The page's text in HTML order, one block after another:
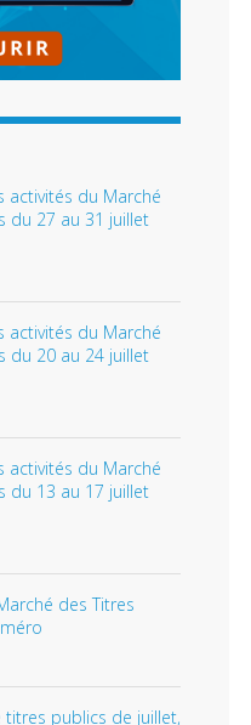
activités du Marché
du 27 au 31 juillet
activités du Marché
du 20 au 24 juillet
activités du Marché
du 13 au 17 juillet
des Titres
publics de juillet,